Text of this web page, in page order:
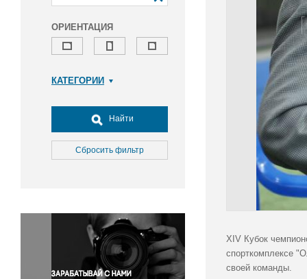
ОРИЕНТАЦИЯ
КАТЕГОРИИ
Досуг, туризм и отдых
Культура
Медицина
Окружающая среда
Политика
Правосудие
Происшествия и конфликты
Найти
Сбросить фильтр
XIV Кубок
спорткомплексе
своей команды.